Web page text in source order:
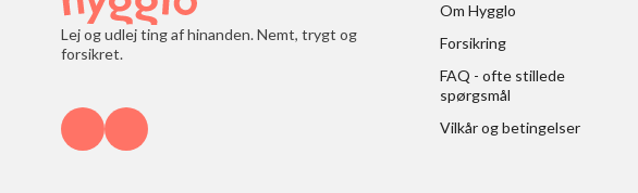
Lej og udlej ting af hinanden. Nemt, trygt og
forsikret.
Om Hygglo
Forsikring
FAQ - ofte stillede
spørgsmål
Vilkår og betingelser